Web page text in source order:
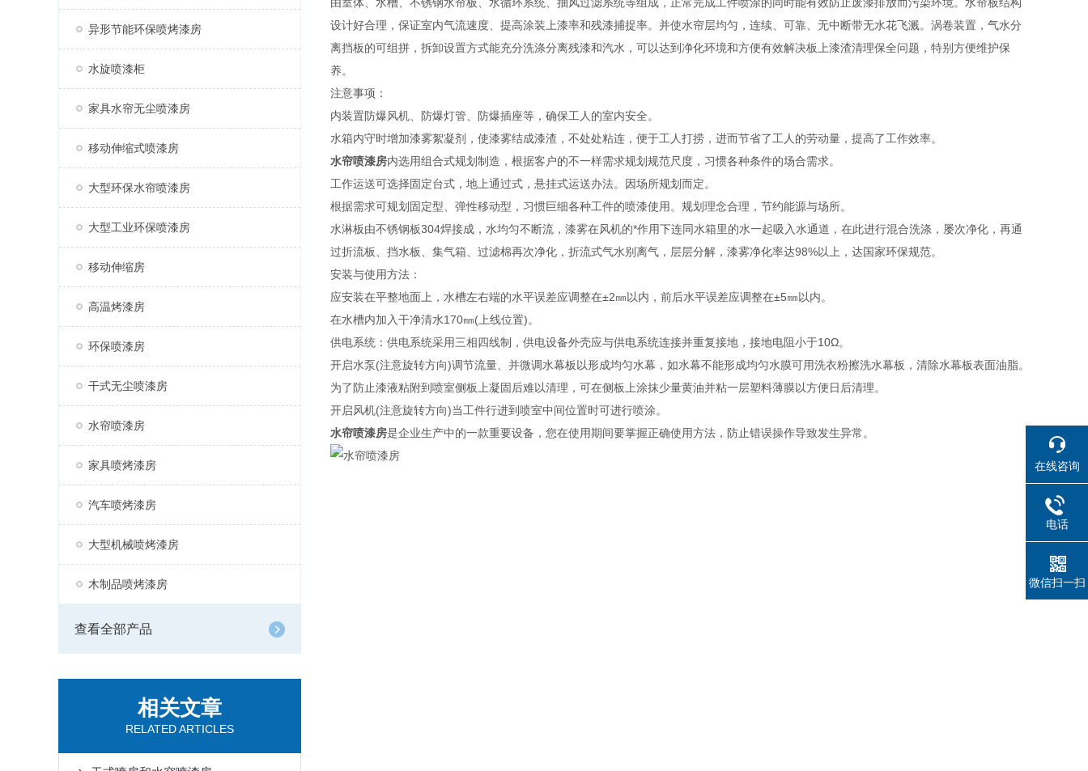
异形节能环保喷烤漆房
水旋喷漆柜
家具水帘无尘喷漆房
移动伸缩式喷漆房
大型环保水帘喷漆房
大型工业环保喷漆房
移动伸缩房
高温烤漆房
环保喷漆房
干式无尘喷漆房
水帘喷漆房
家具喷烤漆房
汽车喷烤漆房
大型机械喷烤漆房
木制品喷烤漆房
查看全部产品
相关文章
RELATED ARTICLES
设计好合理，保证室内气流速度、提高涂装上漆率和残漆捕捉率。并使水帘层均匀，连续、可靠、无中断带无水花飞溅。涡卷装置，气水分
离挡板的可组拼，拆卸设置方式能充分洗涤分离残漆和汽水，可以达到净化环境和方便有效解决板上漆渣清理保全问题，特别方便维护保
养。
注意事项：
内装置防爆风机、防爆灯管、防爆插座等，确保工人的室内安全。
水箱内守时增加漆雾絮凝剂，使漆雾结成漆渣，不处处粘连，便于工人打捞，进而节省了工人的劳动量，提高了工作效率。
水帘喷漆房内选用组合式规划制造，根据客户的不一样需求规划规范尺度，习惯各种条件的场合需求。
工作运送可选择固定台式，地上通过式，悬挂式运送办法。因场所规划而定。
根据需求可规划固定型、弹性移动型，习惯巨细各种工件的喷漆使用。规划理念合理，节约能源与场所。
水淋板由不锈钢板304焊接成，水均匀不断流，漆雾在风机的*作用下连同水箱里的水一起吸入水通道，在此进行混合洗涤，屡次净化，再通
过折流板、挡水板、集气箱、过滤棉再次净化，折流式气水别离气，层层分解，漆雾净化率达98%以上，达国家环保规范。
安装与使用方法：
应安装在平整地面上，水槽左右端的水平误差应调整在±2㎜以内，前后水平误差应调整在±5㎜以内。
在水槽内加入干净清水170㎜(上线位置)。
供电系统：供电系统采用三相四线制，供电设备外壳应与供电系统连接并重复接地，接地电阻小于10Ω。
开启水泵(注意旋转方向)调节流量、并微调水幕板以形成均匀水幕，如水幕不能形成均匀水膜可用洗衣粉擦洗水幕板，清除水幕板表面油脂。
为了防止漆液粘附到喷室侧板上凝固后难以清理，可在侧板上涂抹少量黄油并粘一层塑料薄膜以方便日后清理。
开启风机(注意旋转方向)当工件行进到喷室中间位置时可进行喷涂。
水帘喷漆房是企业生产中的一款重要设备，您在使用期间要掌握正确使用方法，防止错误操作导致发生异常。
在线咨询
电话
微信扫一扫